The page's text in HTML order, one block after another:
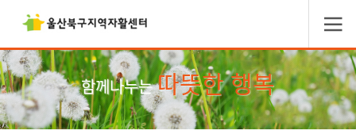
함께나누는따뜻한 행복